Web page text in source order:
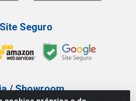
Site Seguro
/ Showroom